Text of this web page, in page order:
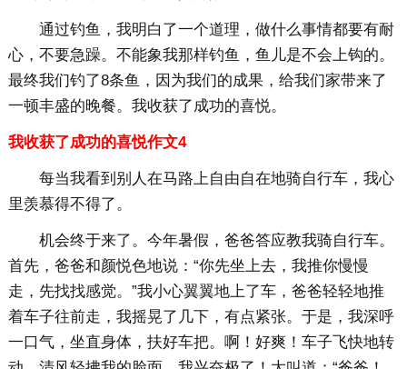
通过钓鱼，我明白了一个道理，做什么事情都要有耐
心，不要急躁。不能象我那样钓鱼，鱼儿是不会上钩的。
最终我们钓了8条鱼，因为我们的成果，给我们家带来了
一顿丰盛的晚餐。我收获了成功的喜悦。
我收获了成功的喜悦作文4
每当我看到别人在马路上自由自在地骑自行车，我心
里羡慕得不得了。
机会终于来了。今年暑假，爸爸答应教我骑自行车。
首先，爸爸和颜悦色地说：“你先坐上去，我推你慢慢
走，先找找感觉。”我小心翼翼地上了车，爸爸轻轻地推
着车子往前走，我摇晃了几下，有点紧张。于是，我深呼
一口气，坐直身体，扶好车把。啊！好爽！车子飞快地转